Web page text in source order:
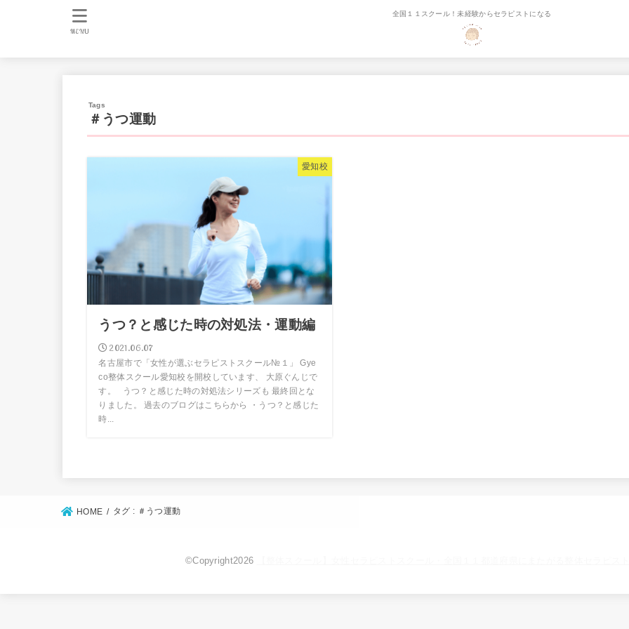
全国１１スクール！未経験からセラピストになる
MENU
＃うつ運動
愛知校
うつ？と感じた時の対処法・運動編
2021.06.07
名古屋市で「女性が選ぶセラピストスクール№１」 Gye
co整体スクール愛知校を開校しています、 大原ぐんじで
す。 うつ？と感じた時の対処法シリーズも 最終回とな
りました。 過去のブログはこちらから ・うつ？と感じた
時...
HOME タグ : ＃うつ運動
©Copyright2026